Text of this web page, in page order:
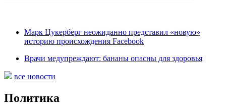
Марк Цукерберг неожиданно представил «новую»
историю происхождения Facebook
Врачи медупреждают: бананы опасны для здоровья
все новости
Политика